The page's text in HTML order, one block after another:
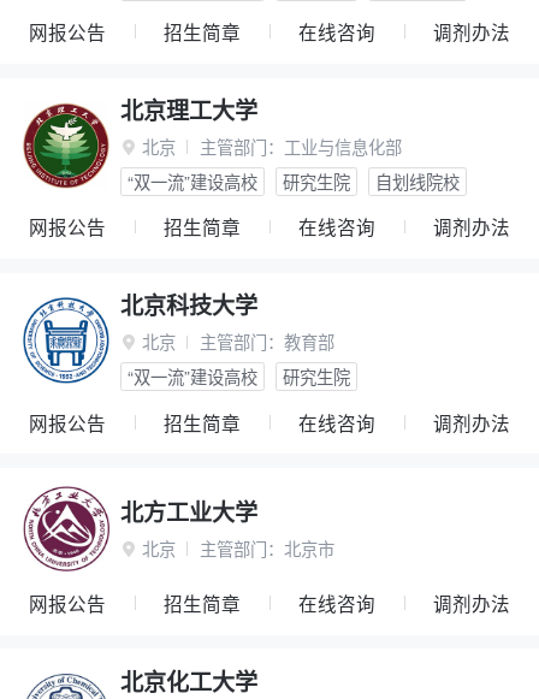
网报公告 招生简章 在线咨询 调剂办法
北京理工大学
 北京 主管部门： 工业与信息化部
“双一流”建设高校
研究生院 自划线院校
网报公告 招生简章 在线咨询 调剂办法
北京科技大学
 北京 主管部门： 教育部
“双一流”建设高校
研究生院
网报公告 招生简章 在线咨询 调剂办法
北方工业大学
 北京 主管部门： 北京市
网报公告 招生简章 在线咨询 调剂办法
北京化工大学